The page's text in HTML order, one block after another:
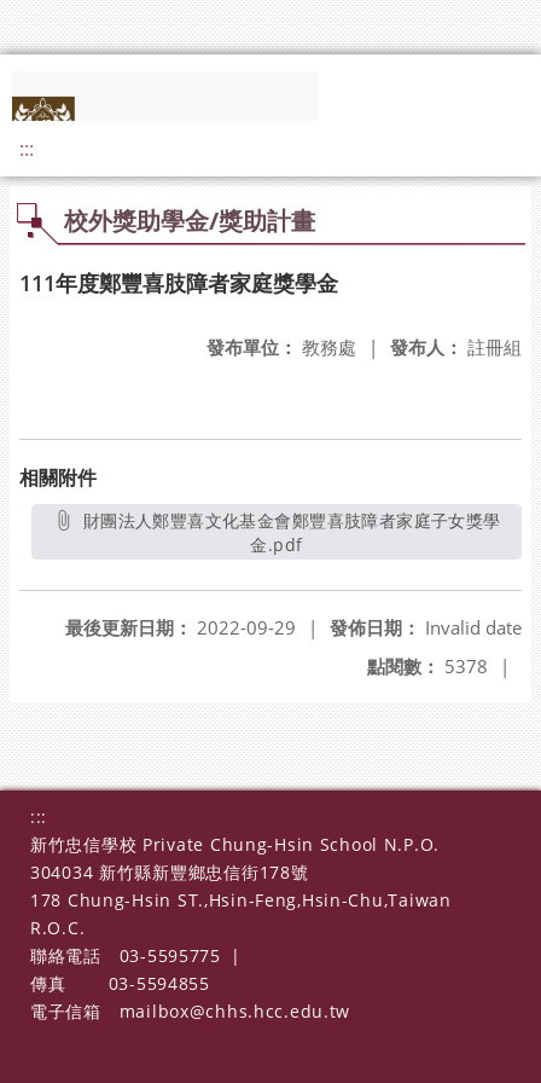
:::
校外獎助學金/獎助計畫
111年度鄭豐喜肢障者家庭獎學金
發布人： 註冊組
發布單位： 教務處 |
相關附件
金.pdf另開新視窗
發佈日期： Invalid date
最後更新日期： 2022-09-29
|
點閱數： 5378 |
:::
新竹忠信學校 Private Chung-Hsin School N.P.O.
304034 新竹縣新豐鄉忠信街178號
178 Chung-Hsin ST.,Hsin-Feng,Hsin-Chu,Taiwan
R.O.C.
聯絡電話
03-5595775
|
傳真
03-5594855
電子信箱
mailbox@chhs.hcc.edu.tw